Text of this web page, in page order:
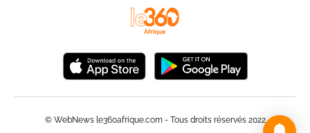
© WebNews le360afrique.com - Tous droits réservés 2022